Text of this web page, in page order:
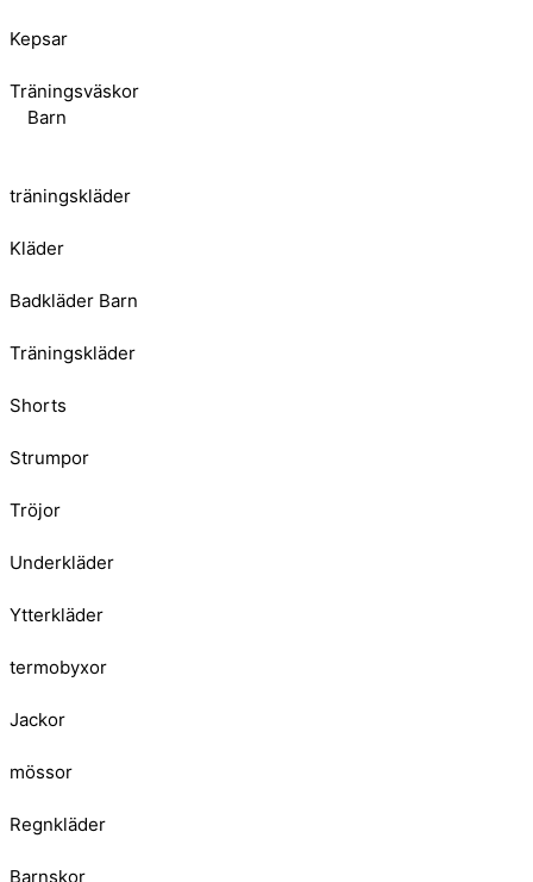
Kepsar
Träningsväskor
Barn
träningskläder
Kläder
Badkläder Barn
Träningskläder
Shorts
Strumpor
Tröjor
Underkläder
Ytterkläder
termobyxor
Jackor
mössor
Regnkläder
Barnskor